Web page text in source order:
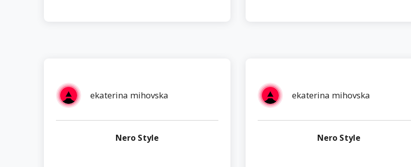
ekaterina mihovska
Nero Style
ekaterina mihovska
Nero Style